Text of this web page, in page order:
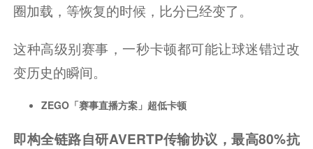
圈加载，等恢复的时候，比分已经变了。
这种高级别赛事，一秒卡顿都可能让球迷错过改
变历史的瞬间。
ZEGO「赛事直播方案」超低卡顿
即构全链路自研AVERTP传输协议，最高80%抗